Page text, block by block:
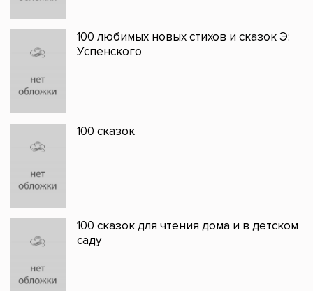
100 любимых новых стихов и сказок Э:
Успенского
100 сказок
100 сказок для чтения дома и в детском
саду